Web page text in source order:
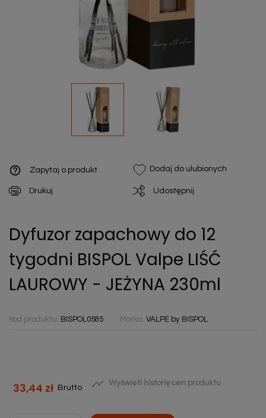
help_outline Zapytaj o produkt Dodaj do ulubionych
Drukuj Udostępnij
Dyfuzor zapachowy do 12
tygodni BISPOL Valpe LIŚĆ
LAUROWY - JEŻYNA 230ml
Kod produktu: BISPOL0585 Marka: VALPE by BISPOL
33,44 zł Brutto  Wyświetl historię cen produktu